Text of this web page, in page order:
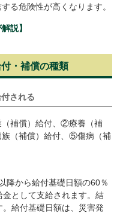
る危険性が高くなります。
説】
・補償の種類
される
補償）給付、②療養（補
（補償）給付、⑤傷病（補
降から給付基礎日額の60％
として支給されます。結
給付基礎日額は、災害発